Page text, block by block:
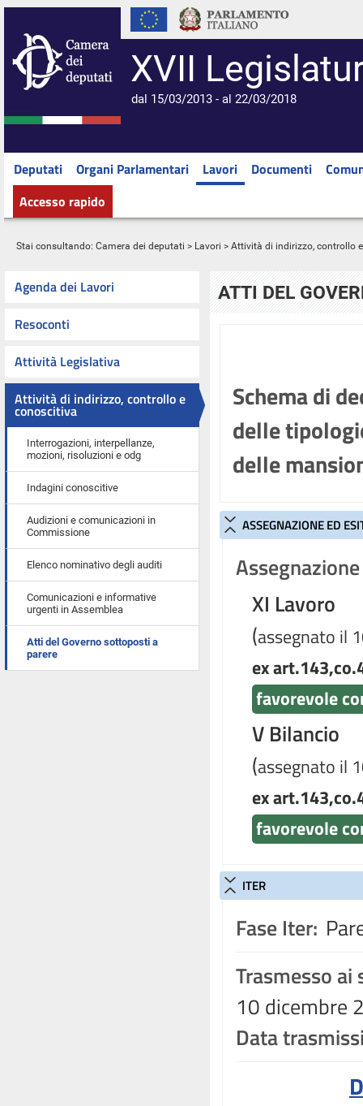
XVII
dal 15/03/2013 - al 22/03/2018
Deputati Organi Parlamentari Lavori Documenti
Accesso rapido
Stai consultando: Camera dei deputati > Lavori > Attività di indirizzo, controllo
Agenda dei Lavori
Resoconti
Attività Legislativa
Attività di indirizzo, controllo e
conoscitiva
Interrogazioni, interpellanze,
mozioni, risoluzioni e odg
Indagini conoscitive
Audizioni e comunicazioni in
Commissione
Elenco nominativo degli auditi
Comunicazioni e informative
urgenti in Assemblea
Atti del Governo sottoposti a
parere
ATTI DEL
Schema di
delle
delle
ASSEGNAZIONE ED
XI Lavoro
(assegnato il
ex
favorevole
V Bilancio
(assegnato il
ex
favorevole
ITER
Fase Iter:
Trasmesso ai
10 dicembre
Data